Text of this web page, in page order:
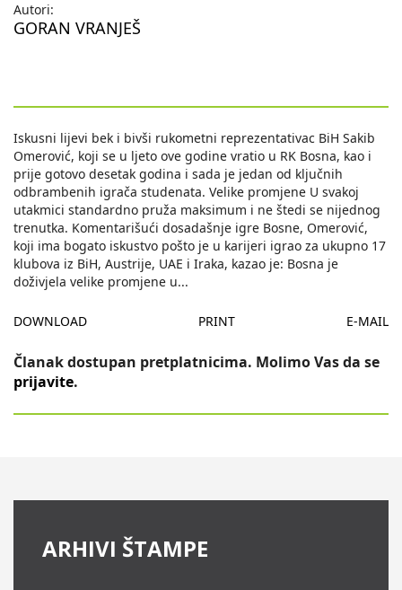
Autori:
GORAN VRANJEŠ
Iskusni lijevi bek i bivši rukometni reprezentativac BiH Sakib
Omerović, koji se u ljeto ove godine vratio u RK Bosna, kao i
prije gotovo desetak godina i sada je jedan od ključnih
odbrambenih igrača studenata. Velike promjene U svakoj
utakmici standardno pruža maksimum i ne štedi se nijednog
trenutka. Komentarišući dosadašnje igre Bosne, Omerović,
koji ima bogato iskustvo pošto je u karijeri igrao za ukupno 17
klubova iz BiH, Austrije, UAE i Iraka, kazao je: Bosna je
doživjela velike promjene u...
DOWNLOAD PRINT E-MAIL
Članak dostupan pretplatnicima. Molimo Vas da se
prijavite.
ARHIVI ŠTAMPE